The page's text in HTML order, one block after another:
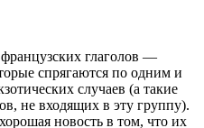
глаголов —
спрягаются по одним и
случаев (а такие
не входящих в эту группу).
новость в том, что их